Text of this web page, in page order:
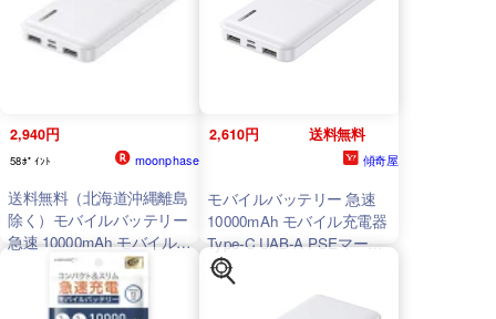
2,940円
58ﾎﾟｲﾝﾄ moonphase
送料無料（北海道沖縄離島
除く）モバイルバッテリー
急速 10000mAh モバイル充
電器 Type-C UAB-A PSEマ
ーク有 HIDISCHD-
MB10000TAWH/1066
2,610円 送料無料
傾奇屋
モバイルバッテリー 急速
10000mAh モバイル充電器
Type-C UAB-A PSEマーク
有 HIDISC
MB10000TAWH